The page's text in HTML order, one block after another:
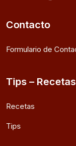
Contacto
Formulario de
Tips – Recetas
Recetas
Tips